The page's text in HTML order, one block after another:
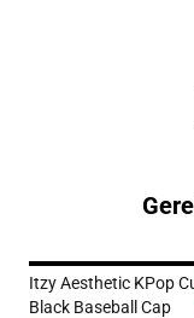
Itzy Aesthetic KPop
Black Baseball Cap